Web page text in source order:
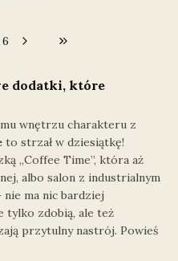
Przejdź do ostatniej
dodatki, które
wnętrzu charakteru z
to strzał w dziesiątkę!
„Coffee Time”, która aż
albo salon z industrialnym
nie ma nic bardziej
tylko zdobią, ale też
przytulny nastrój. Powieś